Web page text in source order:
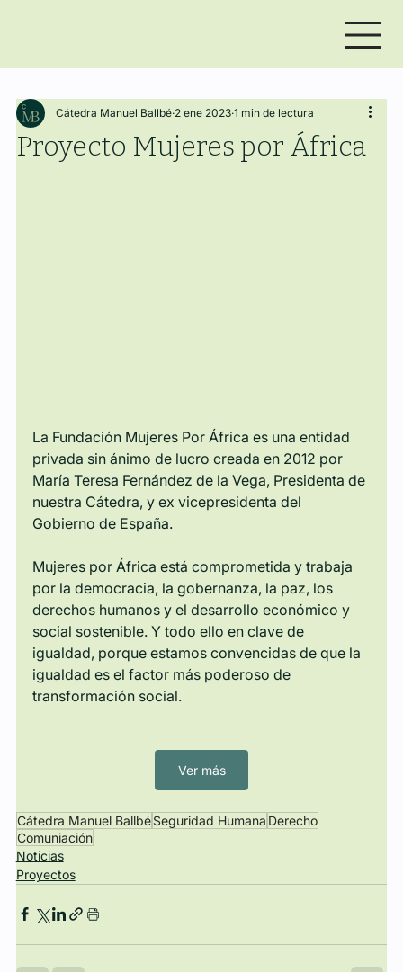
Proyecto Mujeres por África
Cátedra Manuel Ballbé 2 ene 2023 1 min de lectura
La Fundación Mujeres Por África es una entidad
privada sin ánimo de lucro creada en 2012 por
María Teresa Fernández de la Vega, Presidenta de
nuestra Cátedra, y ex vicepresidenta del
Gobierno de España.
Mujeres por África está comprometida y trabaja
por la democracia, la gobernanza, la paz, los
derechos humanos y el desarrollo económico y
social sostenible. Y todo ello en clave de
igualdad, porque estamos convencidas de que la
igualdad es el factor más poderoso de
transformación social.
Ver más
Cátedra Manuel BallbéSeguridad Humana Derecho
Comuniación
Noticias
Proyectos